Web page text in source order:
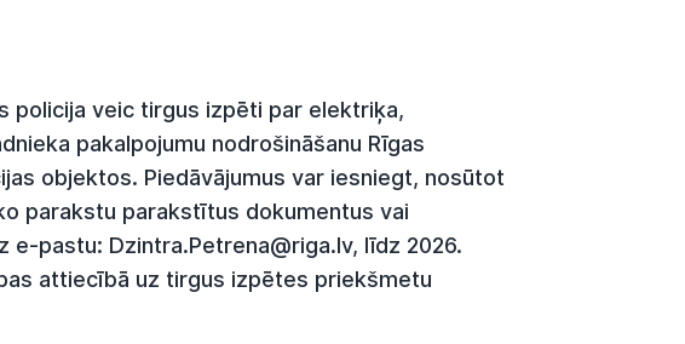
policija veic tirgus izpēti par elektriķa,
pakalpojumu nodrošināšanu Rīgas
objektos. Piedāvājumus var iesniegt, nosūtot
parakstu parakstītus dokumentus vai
pastu: Dzintra.Petrena@riga.lv, līdz 2026.
attiecībā uz tirgus izpētes priekšmetu